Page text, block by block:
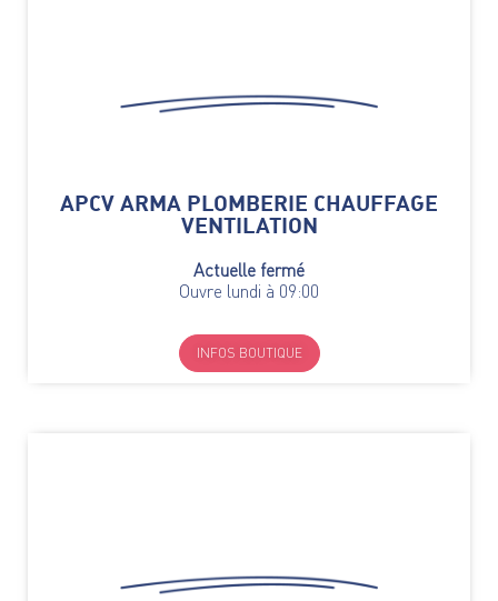
APCV ARMA PLOMBERIE CHAUFFAGE
VENTILATION
Actuelle fermé
Ouvre lundi à 09:00
INFOS BOUTIQUE